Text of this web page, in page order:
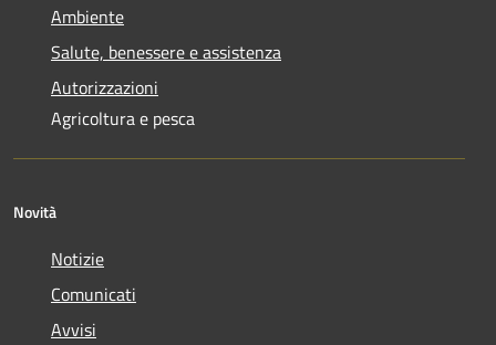
Ambiente
Salute, benessere e assistenza
Autorizzazioni
Agricoltura e pesca
Novità
Notizie
Comunicati
Avvisi